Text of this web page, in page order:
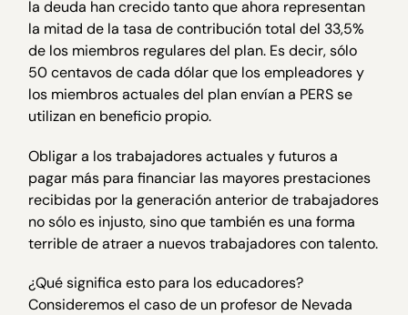
la deuda han crecido tanto que ahora representan
la mitad de la tasa de contribución total del 33,5%
de los miembros regulares del plan. Es decir, sólo
50 centavos de cada dólar que los empleadores y
los miembros actuales del plan envían a PERS se
utilizan en beneficio propio.
Obligar a los trabajadores actuales y futuros a
pagar más para financiar las mayores prestaciones
recibidas por la generación anterior de trabajadores
no sólo es injusto, sino que también es una forma
terrible de atraer a nuevos trabajadores con talento.
¿Qué significa esto para los educadores?
Consideremos el caso de un profesor de Nevada